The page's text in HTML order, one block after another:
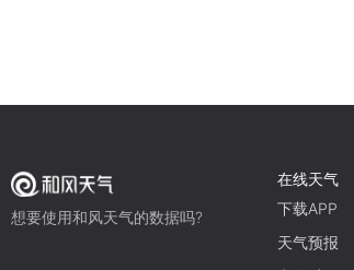
想要使用和风天气的数据吗?
在线天气
下载APP
天气预报